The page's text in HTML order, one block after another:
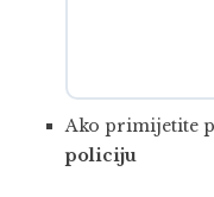
Ako primijetite
policiju